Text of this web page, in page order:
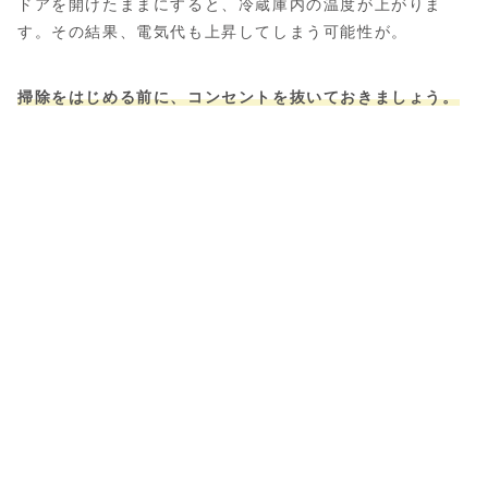
ドアを開けたままにすると、冷蔵庫内の温度が上がりま
す。その結果、電気代も上昇してしまう可能性が。
掃除をはじめる前に、コンセントを抜いておきましょう。